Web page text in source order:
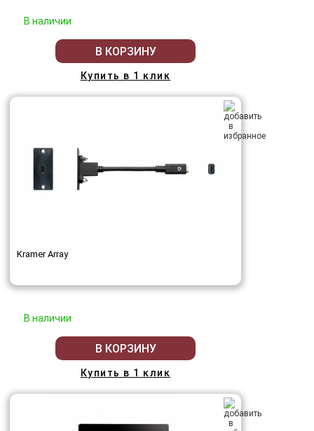
В наличии
В КОРЗИНУ
Купить в 1 клик
Kramer Array
В наличии
В КОРЗИНУ
Купить в 1 клик